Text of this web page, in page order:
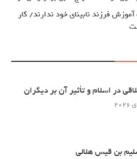
فرزند نابینای خود ندارند/ کار
در اسلام و تأثیر آن بر دیگران
بن قیس هلالی